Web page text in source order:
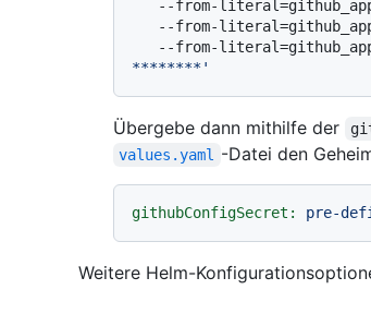
--from-
********'
Übergebe dann mithilfe der
values.yaml -Datei den
githubConfigSecret: pre-
Weitere Helm-